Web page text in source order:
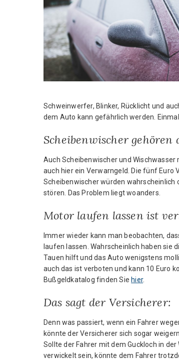
A
N
W
T
A
N
I
O
D
U
R
Schweinwerfer, Blinker, Rücklicht und
dem Auto kann gefährlich werden.
Scheibenwischer gehören
Auch Scheibenwischer und
auch hier ein Verwarngeld. Die fünf
Scheibenwischer würden wahrscheinlich
stören. Das Problem liegt woanders.
Motor laufen lassen ist
Immer wieder kann man beobachten,
laufen lassen. Wahrscheinlich haben sie
Tauen hilft und das Auto wenigstens
auch das ist verboten und kann 10 Euro
Bußgeldkatalog finden Sie hier.
Das sagt der Versicherer:
Denn was passiert, wenn ein Fahrer
könnte der Versicherer sich sogar
Sollte der Fahrer mit dem Guckloch in
verwickelt sein, könnte dem Fahrer